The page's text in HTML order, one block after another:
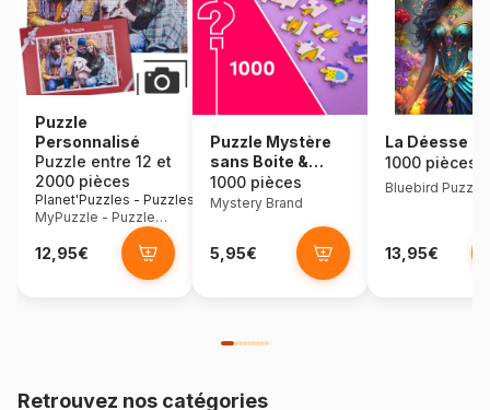
Puzzle
Personnalisé
Puzzle entre 12 et
2000 pièces
Planet'Puzzles - Puzzles Photo
MyPuzzle - Puzzles Photo
12,95€
Puzzle Mystère
sans Boite &
sans Image -
Sachet de 1000
1000 pièces
Mystery Brand
5,95€
La Déesse
1000 pièces
Bluebird Puzzle
13,95€
Retrouvez nos catégories